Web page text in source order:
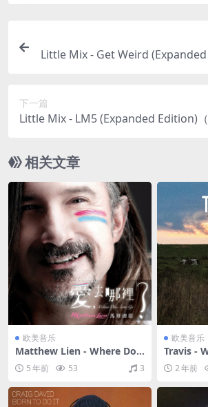
Little Mix - Get Weird
下一篇
Little Mix - LM5 (Expanded Edition)
相关文章
欧美音乐
Matthew Lien - Where Doe
s Love Go（2013/FLAC/分
轨/279M）
5 年前 53 3
欧美音乐
Travis -
（2013/
2 年前